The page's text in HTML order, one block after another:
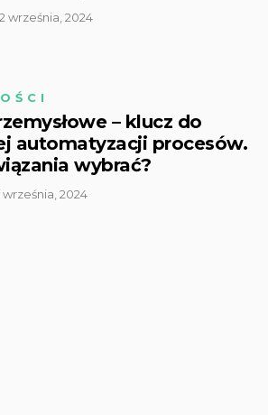
września, 2024
– klucz do
automatyzacji procesów.
wybrać?
września, 2024